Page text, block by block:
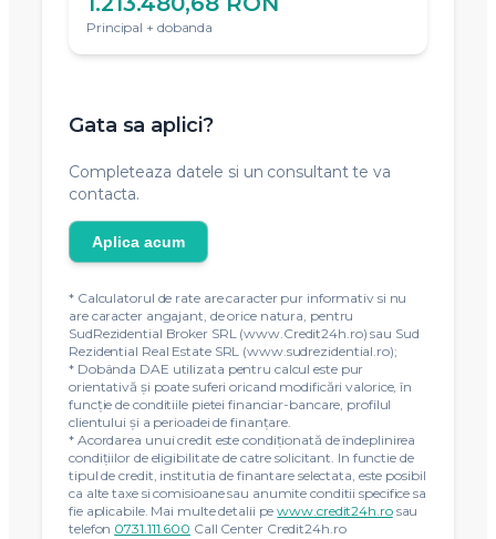
Principal + dobanda
Gata sa aplici?
Completeaza datele si un consultant te va
contacta.
Aplica acum
* Calculatorul de rate are caracter pur informativ si nu
are caracter angajant, de orice natura, pentru
SudRezidential Broker SRL (www.Credit24h.ro) sau Sud
Rezidential Real Estate SRL (www.sudrezidential.ro);
* Dobânda DAE utilizata pentru calcul este pur
orientativă și poate suferi oricand modificări valorice, în
funcție de conditiile pietei financiar-bancare, profilul
clientului și a perioadei de finanțare.
* Acordarea unui credit este condiţionată de îndeplinirea
condiţiilor de eligibilitate de catre solicitant. In functie de
tipul de credit, institutia de finantare selectata, este posibil
ca alte taxe si comisioane sau anumite conditii specifice sa
fie aplicabile. Mai multe detalii pewww.credit24h.rosau
telefon 0731.111.600 Call Center Credit24h.ro